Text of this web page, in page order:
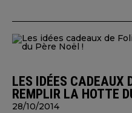
LES IDÉES CADEAUX
REMPLIR LA HOTTE
28/10/2014